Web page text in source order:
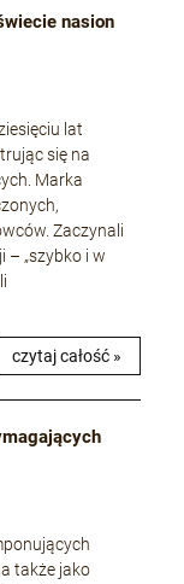
nasion
lat
się na
Marka
Zaczynali
– „szybko i w
czytaj całość »
także jako